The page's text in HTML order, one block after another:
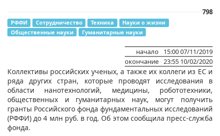
798
РФФИ Сотрудничество Техника
Науки о жизни
Общественные науки
Гуманитарные науки
начало
15:00 07/11/2019
окончание 23:55 10/02/2020
Коллективы российских ученых, а также их коллеги из ЕС и
ряда других стран, которые проводят исследования в
области нанотехнологий, медицины, робототехники,
общественных и гуманитарных наук, могут получить
гранты Российского фонда фундаментальных исследований
(РФФИ) до 4 млн руб. в год. Об этом сообщила пресс-служба
фонда.